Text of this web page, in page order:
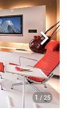
1 / 25